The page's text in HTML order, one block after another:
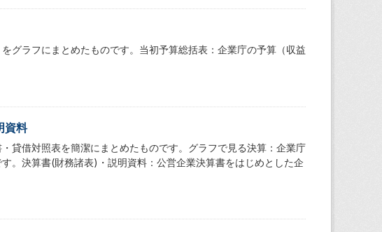
グラフにまとめたものです。当初予算総括表：企業庁の予算（収益
資料
貸借対照表を簡潔にまとめたものです。グラフで見る決算：企業庁
。決算書(財務諸表)・説明資料：公営企業決算書をはじめとした企